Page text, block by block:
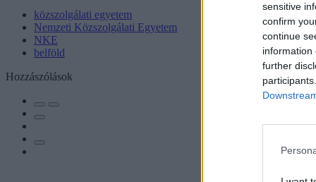
sensitive
confirm
continue
information
further
közszolgálati egyetem
Nemzeti Közszolgálati Egyetem
NKE
belföld
Hozzászólások